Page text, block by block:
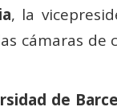
, la
cámaras de
de